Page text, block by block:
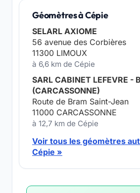
Géomètres à Cépie
SELARL AXIOME
56 avenue des Corbières
11300 LIMOUX
à 6,6 km de Cépie
SARL CABINET LEFEVRE -
(CARCASSONNE)
Route de Bram Saint-Jean
11000 CARCASSONNE
à 12,7 km de Cépie
Voir tous les géomètres
Cépie »